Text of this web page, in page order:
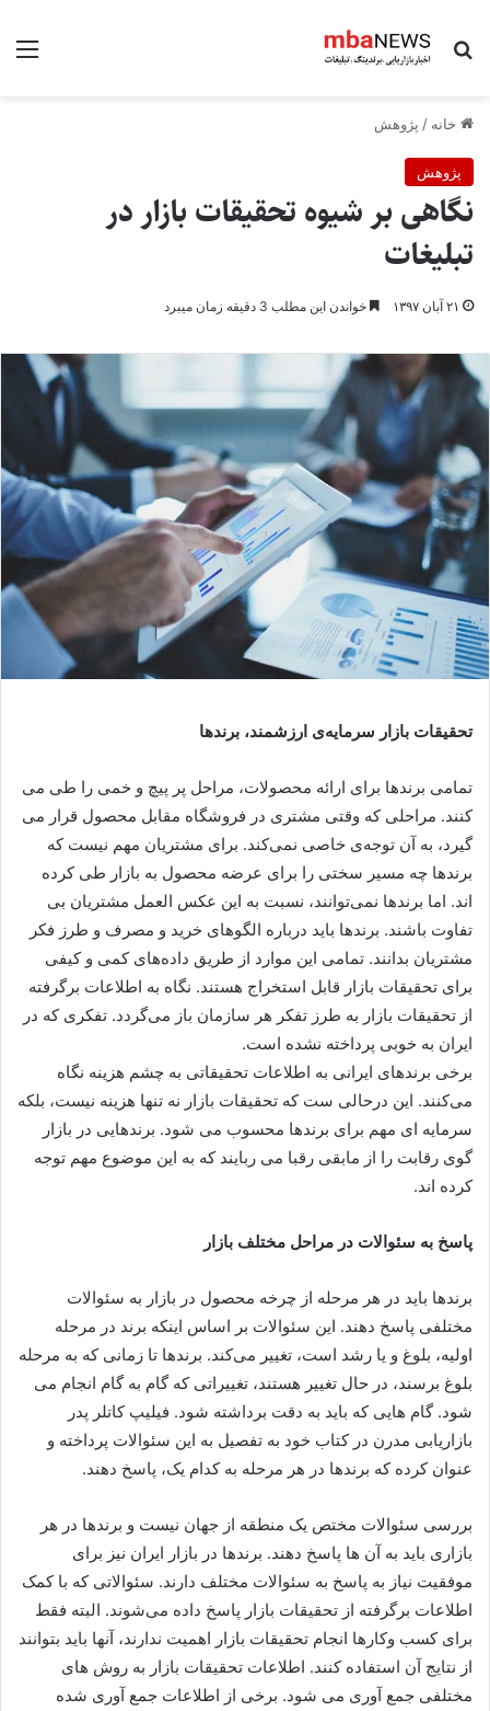
جستجو برای
خانه / پژوهش
پژوهش
نگاهی بر شیوه تحقیقات بازار در
تبلیغات
۲۱ آبان ۱۳۹۷ خواندن این مطلب 3 دقیقه زمان میبرد
تحقیقات بازار سرمایه‌ی ارزشمند، برندها
تمامی برندها برای ارائه محصولات، مراحل پر پیچ و خمی را طی می
کنند. مراحلی که وقتی مشتری در فروشگاه مقابل محصول قرار می
گیرد، به آن توجه‌ی خاصی نمی‌کند. برای مشتریان مهم نیست که
برندها چه مسیر سختی را برای عرضه محصول به بازار طی کرده
اند. اما برندها نمی‌توانند، نسبت به این عکس العمل مشتریان بی
تفاوت باشند. برندها باید درباره الگوهای خرید و مصرف و طرز فکر
مشتریان بدانند. تمامی این موارد از طریق داده‌های کمی و کیفی
برای تحقیقات بازار قابل استخراج هستند. نگاه به اطلاعات برگرفته
از تحقیقات بازار به طرز تفکر هر سازمان باز می‌گردد. تفکری که در
ایران به خوبی پرداخته نشده است.
برخی برندهای ایرانی به اطلاعات تحقیقاتی به چشم هزینه نگاه
می‌کنند. این درحالی ست که تحقیقات بازار نه تنها هزینه نیست، بلکه
سرمایه ای مهم برای برندها محسوب می شود. برندهایی در بازار
گوی رقابت را از مابقی رقبا می ربایند که به این موضوع مهم توجه
کرده اند.
پاسخ به سئوالات در مراحل مختلف بازار
برندها باید در هر مرحله از چرخه محصول در بازار به سئوالات
مختلفی پاسخ دهند. این سئوالات بر اساس اینکه برند در مرحله
اولیه، بلوغ و یا رشد است، تغییر می‌کند. برندها تا زمانی که به مرحله
بلوغ برسند، در حال تغییر هستند، تغییراتی که گام به گام انجام می
شود. گام هایی که باید به دقت برداشته شود. فیلیپ کاتلر پدر
بازاریابی مدرن در کتاب خود به تفصیل به این سئوالات پرداخته و
عنوان کرده که برندها در هر مرحله به کدام یک، پاسخ دهند.
بررسی سئوالات مختص یک منطقه از جهان نیست و برندها در هر
بازاری باید به آن ها پاسخ دهند. برندها در بازار ایران نیز برای
موفقیت نیاز به پاسخ به سئوالات مختلف دارند. سئوالاتی که با کمک
اطلاعات برگرفته از تحقیقات بازار پاسخ داده می‌شوند. البته فقط
برای کسب وکارها انجام تحقیقات بازار اهمیت ندارند، آنها باید بتوانند
از نتایج آن استفاده کنند. اطلاعات تحقیقات بازار به روش های
مختلفی جمع آوری می شود. برخی از اطلاعات جمع آوری شده